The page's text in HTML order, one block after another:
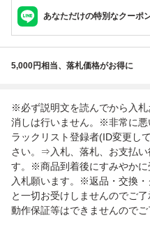
あなただけの特別なクーポ
5,000円相当、落札価格がお得に
※必ず説明文を読んでから入
消しは行いません。※非常に
ラックリスト登録者(ID変更し
さい。⇒入札、落札、お支払い
す。※商品到着後にすみやか
入札願います。※返品・交換
と一切お受けしませんのでご
動作保証等はできませんのでご